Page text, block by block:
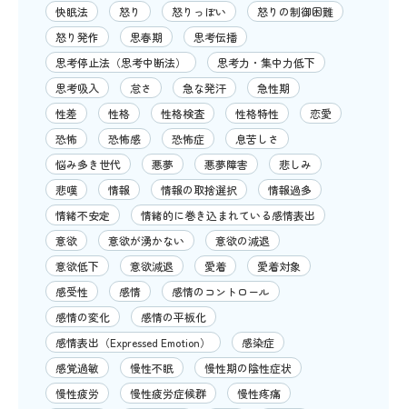
快眠法
怒り 怒りっぽい
怒りの制御困難
怒り発作
思春期
思考伝播
思考停止法（思考中断法）
思考力・集中力低下
思考吸入
怠さ 急な発汗
急性期
性差
性格 性格検査 性格特性
恋愛
恐怖
恐怖感 恐怖症
息苦しさ
悩み多き世代
悪夢 悪夢障害
悲しみ
悲嘆
情報 情報の取捨選択
情報過多
情緒不安定
情緒的に巻き込まれている感情表出
意欲
意欲が湧かない
意欲の減退
意欲低下
意欲減退 愛着
愛着対象
感受性
感情
感情のコントロール
感情の変化
感情の平板化
感情表出（Expressed Emotion）
感染症
感覚過敏
慢性不眠
慢性期の陰性症状
慢性疲労
慢性疲労症候群
慢性疼痛